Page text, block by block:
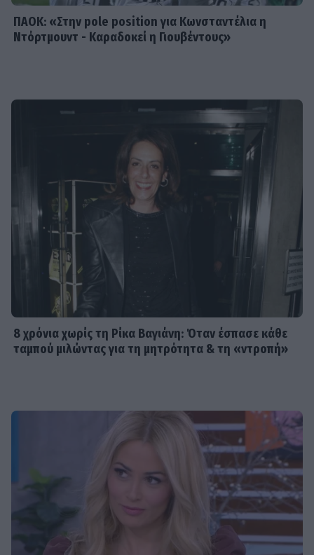
ΠΑΟΚ: «Στην pole position για Κωνσταντέλια η
Ντόρτμουντ - Καραδοκεί η Γιουβέντους»
8 χρόνια χωρίς τη Ρίκα Βαγιάνη: Όταν έσπασε κάθε
ταμπού μιλώντας για τη μητρότητα & τη «ντροπή»